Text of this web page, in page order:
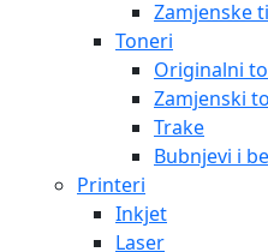
Zamjenske
Toneri
Originalni
Zamjenski
Trake
Bubnjevi i
Printeri
Inkjet
Laser